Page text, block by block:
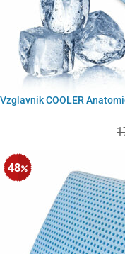
Vzglavnik COOLER
48